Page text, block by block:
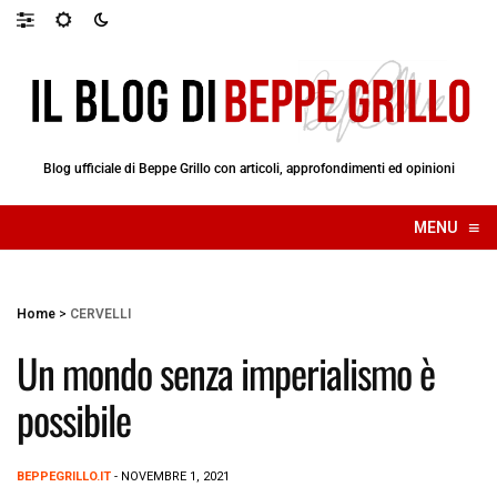
Blog ufficiale di Beppe Grillo con articoli, approfondimenti ed opinioni
MENU ≡
☰
Home > CERVELLI
Un mondo senza imperialismo è
possibile
BEPPEGRILLO.IT - NOVEMBRE 1, 2021